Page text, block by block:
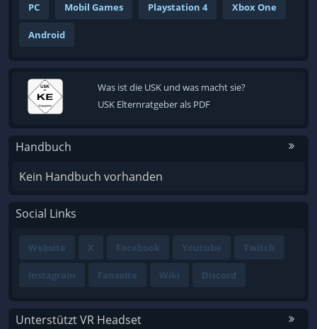
PC Mobil Games Playstation 4 Xbox One
Android
Was ist die USK und was macht sie?
USK Elternratgeber als PDF
Handbuch
Kein Handbuch vorhanden
Social Links
Website X Facebook Youtube Twitch
Instagram Fanseite Wiki Discord
Unterstützt VR Headset